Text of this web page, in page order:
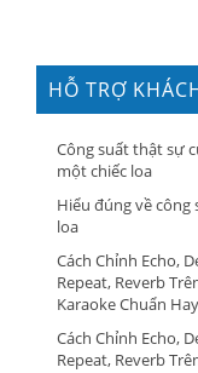
HỖ TRỢ
HÀNG
Công suất thật sự
một chiếc loa
Hiểu đúng về công
loa
Cách Chỉnh Echo,
Repeat, Reverb
Karaoke Chuẩn
Cách Chỉnh Echo,
Repeat, Reverb